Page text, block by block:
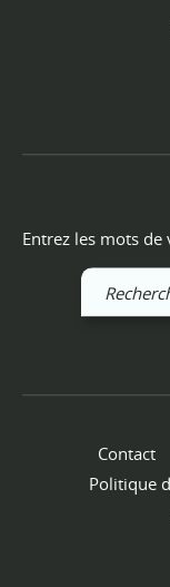
Entrez les mots de
Recherchez
sur
Contact
Politique